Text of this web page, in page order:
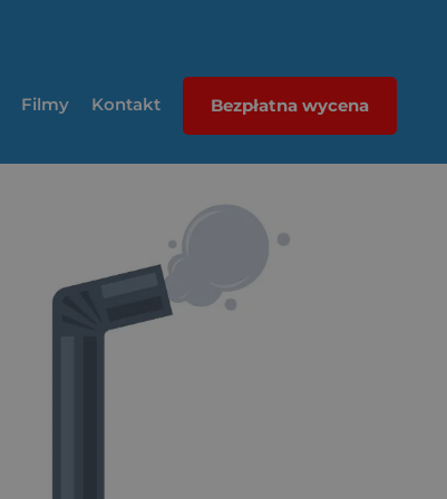
Filmy Kontakt Bezpłatna wycena